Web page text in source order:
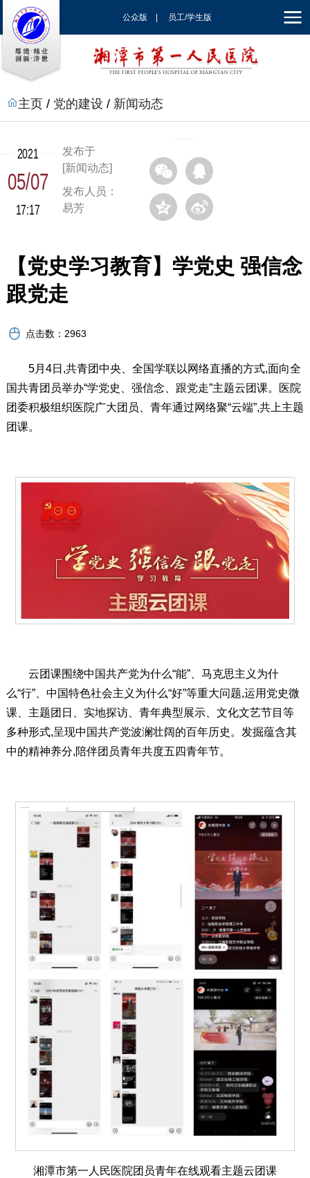
公众版 员工/学生版
| EN
主页 / 党的建设 / 新闻动态
2021
05/07
17:17
发布于
[新闻动态]
发布人员：
易芳
【党史学习教育】学党史 强信念
跟党走
点击数： 2963
5月4日,共青团中央、全国学联以网络直播的方式,面向全
国共青团员举办“学党史、强信念、跟党走”主题云团课。医院
团委积极组织医院广大团员、青年通过网络聚“云端”,共上主题
团课。
云团课围绕中国共产党为什么“能”、马克思主义为什
么“行”、中国特色社会主义为什么“好”等重大问题,运用党史微
课、主题团日、实地探访、青年典型展示、文化文艺节目等
多种形式,呈现中国共产党波澜壮阔的百年历史。发掘蕴含其
中的精神养分,陪伴团员青年共度五四青年节。
湘潭市第一人民医院团员青年在线观看主题云团课